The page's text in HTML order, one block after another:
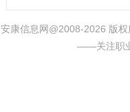
安康信息网@2008-2026 版
——关注职